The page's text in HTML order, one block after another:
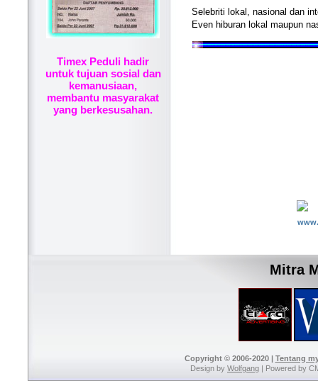
Timex Peduli hadir
untuk tujuan sosial dan
kemanusiaan,
membantu masyarakat
yang berkesusahan.
Selebriti lokal, nasional dan
Even hiburan lokal maupun
Mitra
Copyright © 2006-2020 | Tentang
Design by Wolfgang | Powered by